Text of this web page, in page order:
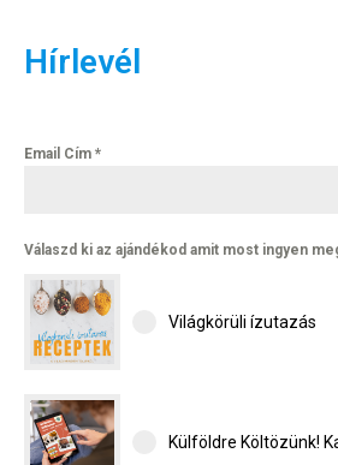
Hírlevél
Email Cím *
Válaszd ki az ajándékod amit most ingyen
Világkörüli ízutazás
Külföldre Költözünk!